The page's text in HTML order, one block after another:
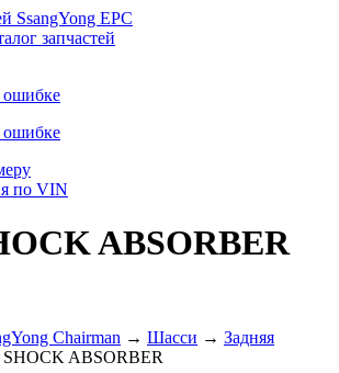
запчастей
по VIN
ABSORBER
Chairman → Шасси → Задняя
ABSORBER